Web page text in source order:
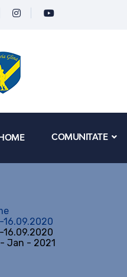
COMUNITATE
16.09.2020
16.09.2020
- Jan - 2021